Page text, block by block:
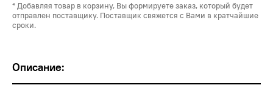
* Добавляя товар в корзину, Вы формируете заказ, который будет
отправлен поставщику. Поставщик свяжется с Вами в кратчайшие
сроки.
Описание: